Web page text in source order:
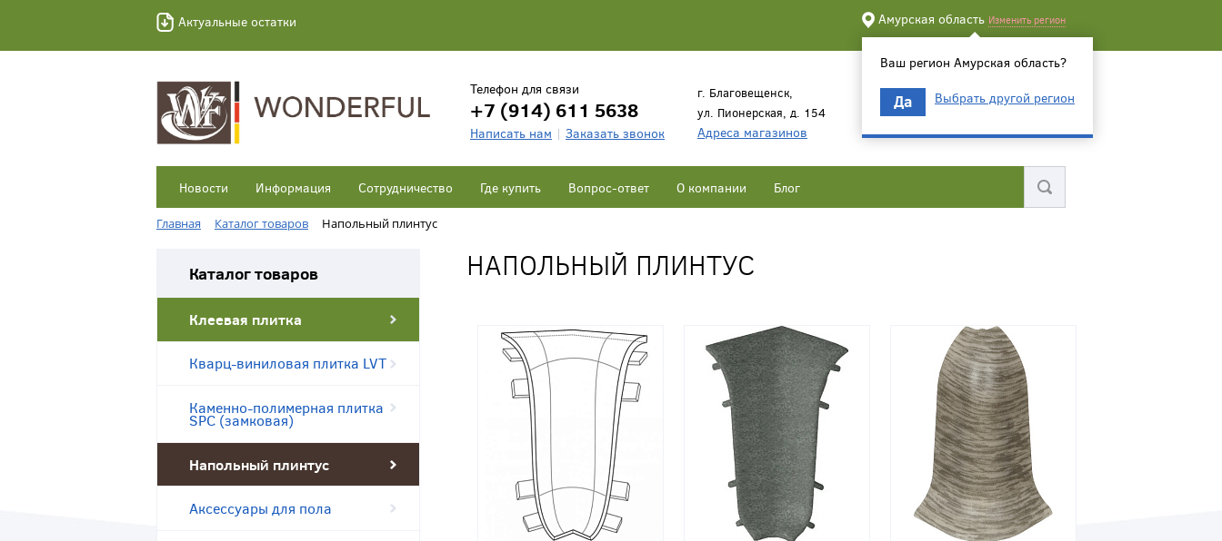
Актуальные остатки Амурская область Изменить регион
Ваш регион Амурская область?
Да Выбрать другой регион
Телефон для связи
+7 (914) 611 5638
Написать нам Заказать звонок
г. Благовещенск,
ул. Пионерская, д. 154
Адреса магазинов
Новости Информация Сотрудничество Где купить Вопрос-ответ О компании Блог
Главная Каталог товаров Напольный плинтус
Каталог товаров
Клеевая плитка
Кварц-виниловая плитка LVT
Каменно-полимерная плитка
SPC (замковая)
Напольный плинтус
Аксессуары для пола
НАПОЛЬНЫЙ ПЛИНТУС